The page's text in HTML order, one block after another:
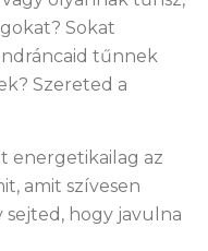
Sokat
tűnnek
Szereted a
energetikailag az
amit szívesen
hogy javulna